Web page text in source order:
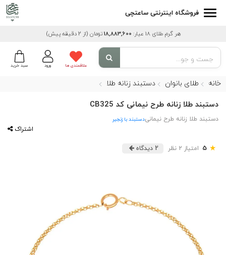
فروشگاه اینترنتی ساعتچی
هر گرم طلای 18 عیار: 18,883,600 تومان (از 2 دقیقه پیش)
سبد خرید ورود علاقمندی ها
خانه طلای بانوان دستبند زنانه طلا
دستبند طلا زنانه طرح نیمانی کد CB325
دستبند طلا زنانه طرح نیمانیدستبند با زنجیر
اشتراک
★
5 امتیاز 2 نظر 2 دیدگاه